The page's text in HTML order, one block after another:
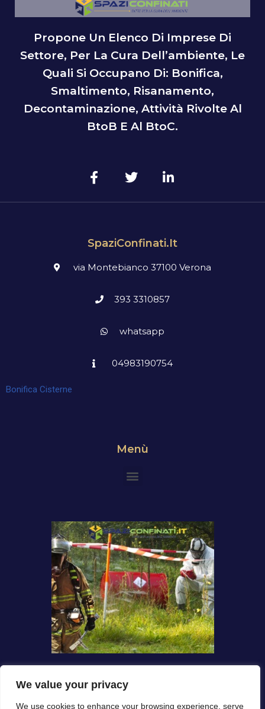
We value your privacy
We use cookies to enhance your browsing experience, serve
Propone Un Elenco Di Imprese Di
Settore, Per La Cura Dell’ambiente, Le
Quali Si Occupano Di: Bonifica,
Smaltimento, Risanamento,
Decontaminazione, Attività Rivolte Al
BtoB E Al BtoC.
SpaziConfinati.it
via Montebianco 37100 Verona
393 3310857
whatsapp
04983190754
Bonifica Cisterne
Menù